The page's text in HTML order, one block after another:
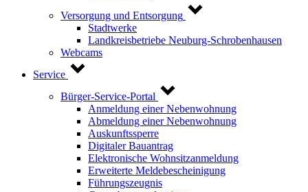
Versorgung und Entsorgung
Stadtwerke
Landkreisbetriebe Neuburg-Schrobenhausen
Webcams
Service
Bürger-Service-Portal
Anmeldung einer Nebenwohnung
Abmeldung einer Nebenwohnung
Auskunftssperre
Digitaler Bauantrag
Elektronische Wohnsitzanmeldung
Erweiterte Meldebescheinigung
Führungszeugnis